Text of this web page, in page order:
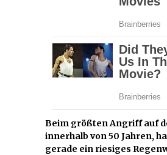
Beim größten Angriff auf
innerhalb von 50 Jahren,
gerade ein riesiges